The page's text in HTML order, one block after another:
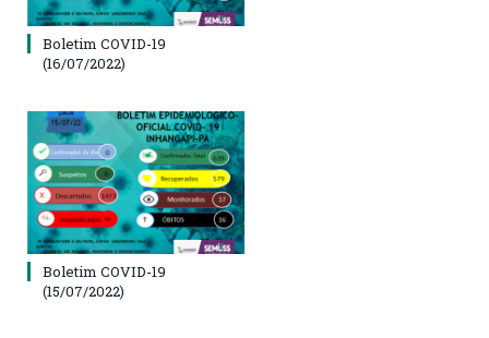
Boletim COVID-19
(16/07/2022)
Boletim COVID-19
(15/07/2022)